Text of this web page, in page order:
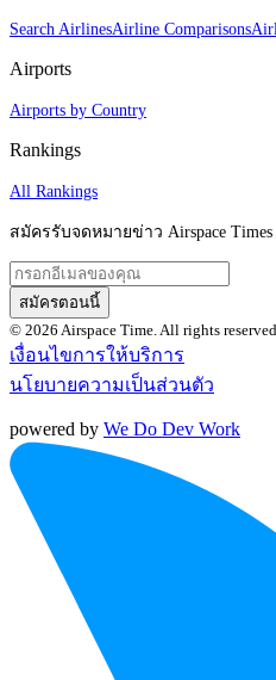
Search AirlinesAirline Comparisons
Airports
Airports by Country
Rankings
All Rankings
สมัครรับจดหมายข่าว Airspace
สมัครตอนนี้
© 2026 Airspace Time. All rights reserved.
เงื่อนไขการให้บริการ
นโยบายความเป็นส่วนตัว
powered by We Do Dev Work